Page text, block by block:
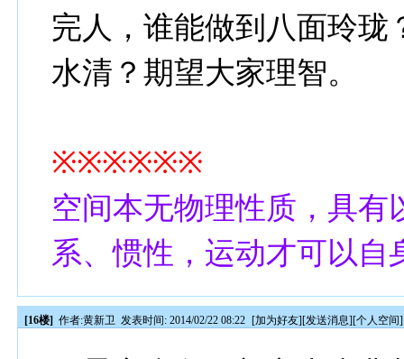
完人，谁能做到八面玲珑
水清？期望大家理智。
※※※※※※
空间本无物理性质，具有
系、惯性，运动才可以自
[16楼] 作者:黄新卫 发表时间: 2014/02/22 08:22 [加为好友][发送消息][个人空间]